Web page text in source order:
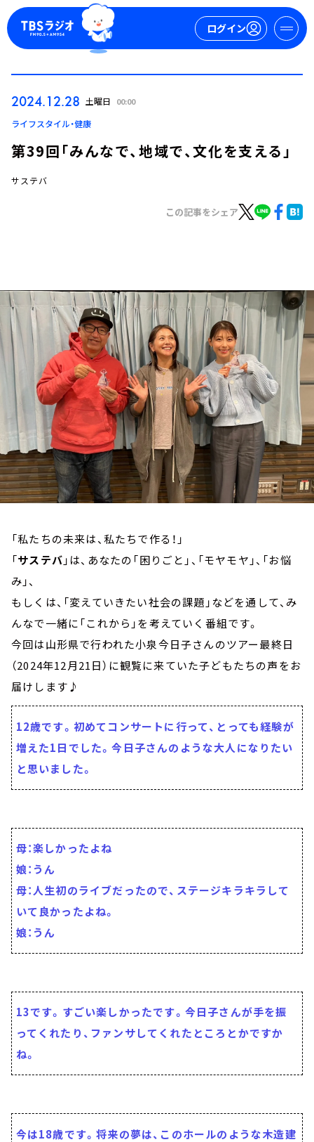
ログイン
ログイン
トピックス
TBS Podcast
お知らせ
イベント・グッズ
YouTube
会社情報
2024.12.28 土曜日 00:00
ライフスタイル・健康
第39回「みんなで、地域で、文化を支える」
サステバ
この記事をシェア
「私たちの未来は、私たちで作る！」
「サステバ 」は、あなたの「困りごと」、「モヤモヤ」、「お悩
み」、
もしくは、「変えていきたい社会の課題」などを通して、み
んなで一緒に「これから」を考えていく番組です。
今回は山形県で行われた小泉今日子さんのツアー最終日
（2024年12月21日）に観覧に来ていた子どもたちの声をお
届けします♪
12歳です。初めてコンサートに行って、とっても経験が
増えた1日でした。今日子さんのような大人になりたい
と思いました。
母：楽しかったよね
娘：うん
母：人生初のライブだったので、ステージキラキラして
いて良かったよね。
娘：うん
13です。すごい楽しかったです。今日子さんが手を振
ってくれたり、ファンサしてくれたところとかですか
ね。
今は18歳です。将来の夢は、このホールのような木造建